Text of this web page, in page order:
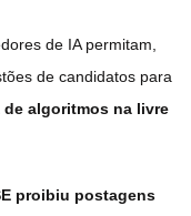
de IA permitam,
de candidatos para
algoritmos na livre
proibiu postagens